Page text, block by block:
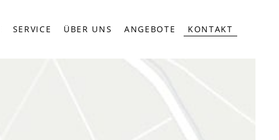
SERVICE ÜBER UNS ANGEBOTE KONTAKT